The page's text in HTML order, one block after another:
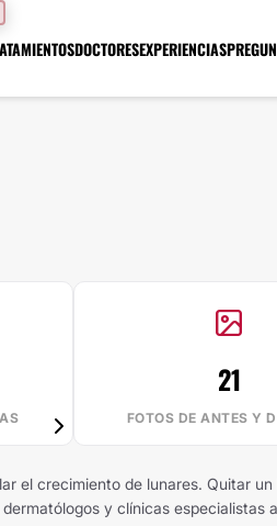
DOCTORESEXPERIENCIAS
21
FOTOS DE ANTES Y
el crecimiento de lunares. Quitar
y clínicas especialistas